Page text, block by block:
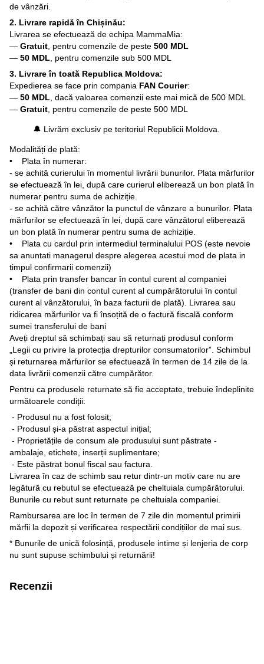
de vânzări.
2. Livrare rapidă în Chișinău:
Livrarea se efectuează de echipa MammaMia:
— Gratuit , pentru comenzile de peste 500 MDL
— 50 MDL , pentru comenzile sub 500 MDL
3. Livrare în toată Republica Moldova:
Expedierea se face prin compania FAN Courier:
— 50 MDL , dacă valoarea comenzii este mai mică de 500 MDL
— Gratuit , pentru comenzile de peste 500 MDL
🔔 Livrăm exclusiv pe teritoriul Republicii Moldova.
Modalități de plată:
• Plata în numerar:
- se achită curierului în momentul livrării bunurilor. Plata mărfurilor
se efectuează în lei, după care curierul eliberează un bon plată în
numerar pentru suma de achiziție.
- se achită către vânzător la punctul de vânzare a bunurilor. Plata
mărfurilor se efectuează în lei, după care vânzătorul eliberează
un bon plată în numerar pentru suma de achiziție.
• Plata cu cardul prin intermediul terminalului POS (este nevoie
sa anuntati managerul despre alegerea acestui mod de plata in
timpul confirmarii comenzii)
• Plata prin transfer bancar în contul curent al companiei
(transfer de bani din contul curent al cumpărătorului în contul
curent al vânzătorului, în baza facturii de plată). Livrarea sau
ridicarea mărfurilor va fi însoțită de o factură fiscală conform
sumei transferului de bani
Aveți dreptul să schimbați sau să returnați produsul conform
„Legii cu privire la protecția drepturilor consumatorilor”. Schimbul
și returnarea mărfurilor se efectuează în termen de 14 zile de la
data livrării comenzii către cumpărător.
Pentru ca produsele returnate să fie acceptate, trebuie îndeplinite
următoarele condiții:
- Produsul nu a fost folosit;
- Produsul și-a păstrat aspectul inițial;
- Proprietățile de consum ale produsului sunt păstrate -
ambalaje, etichete, inserții suplimentare;
- Este păstrat bonul fiscal sau factura.
Livrarea în caz de schimb sau retur dintr-un motiv care nu are
legătură cu rebutul se efectuează pe cheltuiala cumpărătorului.
Bunurile cu rebut sunt returnate pe cheltuiala companiei.
Rambursarea are loc în termen de 7 zile din momentul primirii
mărfii la depozit și verificarea respectării condițiilor de mai sus.
* Bunurile de unică folosință, produsele intime și lenjeria de corp
nu sunt supuse schimbului și returnării!
Recenzii